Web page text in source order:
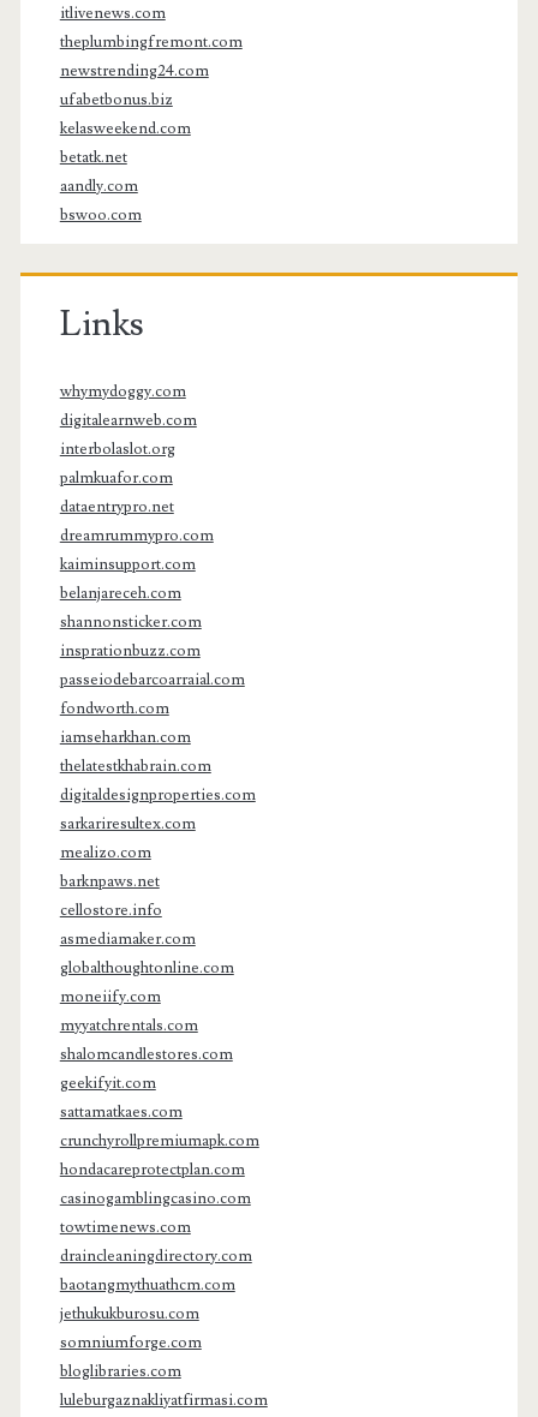
itlivenews.com
theplumbingfremont.com
newstrending24.com
ufabetbonus.biz
kelasweekend.com
betatk.net
aandly.com
bswoo.com
Links
whymydoggy.com
digitalearnweb.com
interbolaslot.org
palmkuafor.com
dataentrypro.net
dreamrummypro.com
kaiminsupport.com
belanjareceh.com
shannonsticker.com
insprationbuzz.com
passeiodebarcoarraial.com
fondworth.com
iamseharkhan.com
thelatestkhabrain.com
digitaldesignproperties.com
sarkariresultex.com
mealizo.com
barknpaws.net
cellostore.info
asmediamaker.com
globalthoughtonline.com
moneiify.com
myyatchrentals.com
shalomcandlestores.com
geekifyit.com
sattamatkaes.com
crunchyrollpremiumapk.com
hondacareprotectplan.com
casinogamblingcasino.com
towtimenews.com
draincleaningdirectory.com
baotangmythuathcm.com
jethukukburosu.com
somniumforge.com
bloglibraries.com
luleburgaznakliyatfirmasi.com